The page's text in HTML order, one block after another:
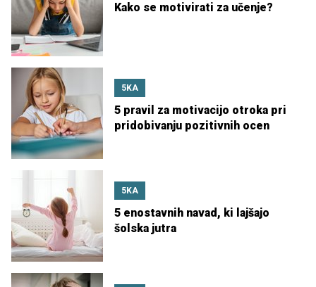
Kako se motivirati za učenje?
5KA
5 pravil za motivacijo otroka pri
pridobivanju pozitivnih ocen
5KA
5 enostavnih navad, ki lajšajo
šolska jutra